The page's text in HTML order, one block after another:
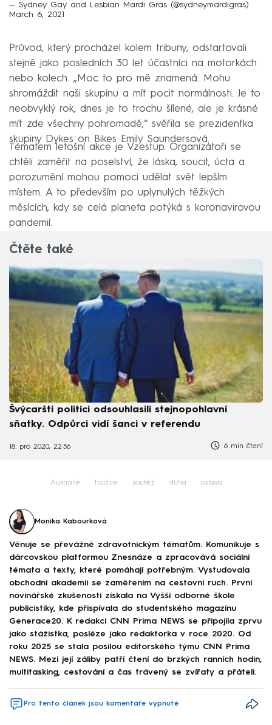
— Sydney Gay and Lesbian Mardi Gras (@sydneymardigras)
March 6, 2021
Průvod, který procházel kolem tribuny, odstartovali
stejně jako posledních 30 let účastníci na motorkách
nebo kolech. „Moc to pro mě znamená. Mohu
shromáždit naši skupinu a mít pocit normálnosti. Je to
neobvyklý rok, dnes je to trochu šílené, ale je krásné
mít zde všechny pohromadě,“ svěřila se prezidentka
skupiny Dykes on Bikes Emily Saundersová.
Tématem letošní akce je Vzestup. Organizátoři se
chtěli zaměřit na poselství, že láska, soucit, úcta a
porozumění mohou pomoci udělat svět lepším
místem. A to především po uplynulých těžkých
měsících, kdy se celá planeta potýká s koronavirovou
pandemií.
Čtěte také
Švýcarští politici odsouhlasili stejnopohlavní
sňatky. Odpůrci vidí šanci v referendu
18. pro 2020, 22:56 6 min čtení
Austrálie tradice soutěž duha oslava
Monika Kabourková
Věnuje se převážně zdravotnickým tématům. Komunikuje s
dárcovskou platformou Znesnáze a zpracovává sociální
témata a texty, které pomáhají potřebným. Vystudovala
obchodní akademii se zaměřením na cestovní ruch. První
novinářské zkušenosti získala na Vyšší odborné škole
publicistiky, kde přispívala do studentského magazínu
Generace20. K redakci CNN Prima NEWS se připojila zprvu
jako stážistka, posléze jako redaktorka v roce 2020. Od
roku 2025 se stala posilou editorského týmu CNN Prima
NEWS. Mezi její záliby patří čtení do brzkých ranních hodin,
multitasking, cestování a čas trávený se zvířaty a přáteli.
Pro tento článek jsou komentáře vypnuté